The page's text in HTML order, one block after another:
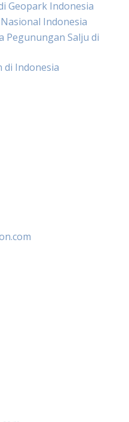
Geopark Indonesia
Indonesia
Pegunungan Salju di
di Indonesia